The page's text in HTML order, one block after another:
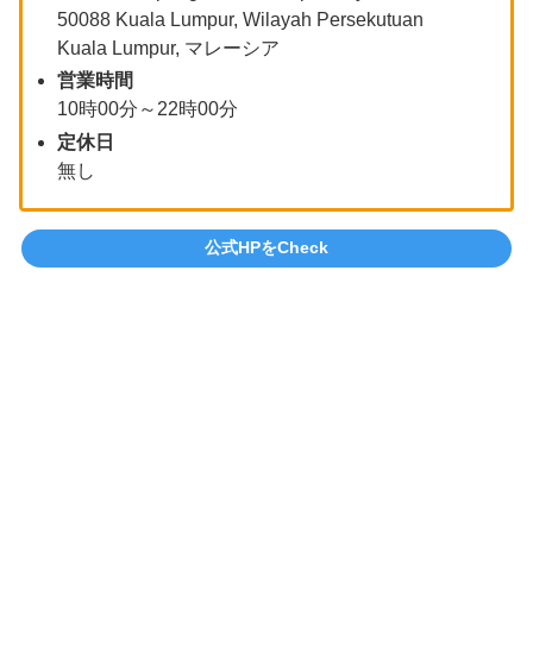
50088 Kuala Lumpur, Wilayah Persekutuan
Kuala Lumpur, マレーシア
営業時間
10時00分～22時00分
定休日
無し
公式HPをCheck